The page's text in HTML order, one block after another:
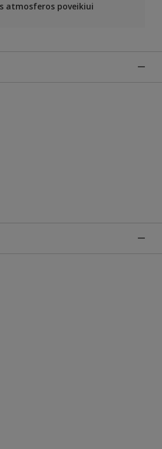
atmosferos poveikiui